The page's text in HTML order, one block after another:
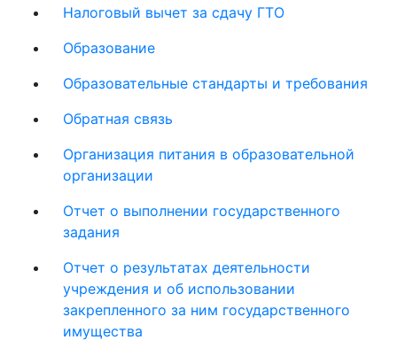
Налоговый вычет за сдачу ГТО
Образование
Образовательные стандарты и требования
Обратная связь
Организация питания в образовательной
организации
Отчет о выполнении государственного
задания
Отчет о результатах деятельности
учреждения и об использовании
закрепленного за ним государственного
имущества